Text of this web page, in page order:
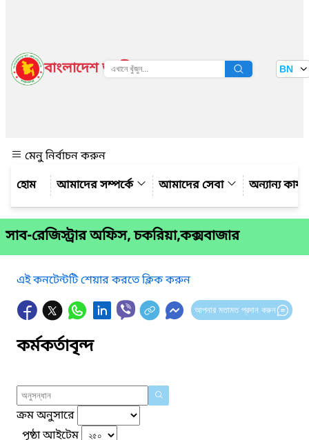
বাংলাদেশ জাতীয় তথ্য বাতায়ন BN
মেনু নির্বাচন করুন
আমাদের সম্পর্কে
আমাদের সেবা অন্যান্য
সাব-রেজিস্ট্রার অফিস, চকরিয়া,কক্সবাজার
এই কনটেন্টটি শেয়ার করতে ক্লিক করুন
আপনার মতামত প্রদান করুন
কর্মকর্তাবৃন্দ
ক্রম অনুসারে
পৃষ্ঠা আইটেম